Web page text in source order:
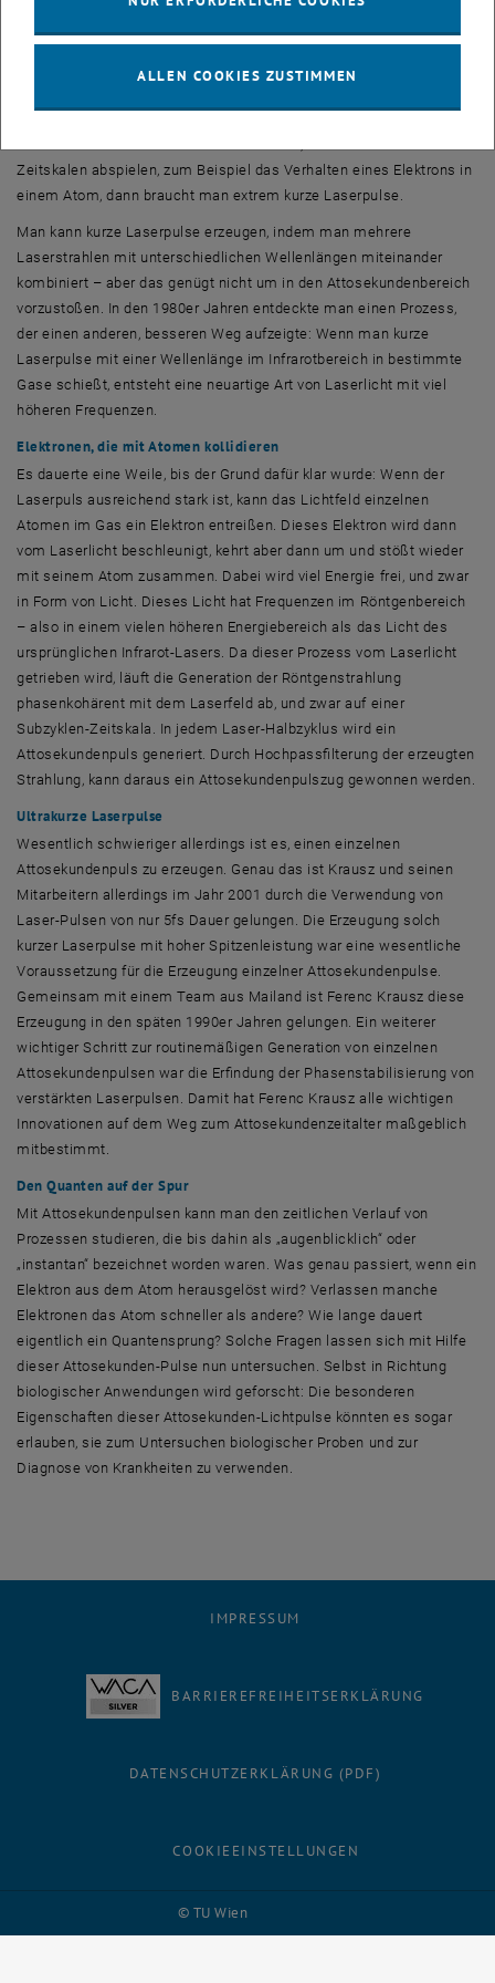
Die Physik der ultrakurzen Zeiträume
Wer jemals eine schnelle Bewegung fotografieren wollte, weiß: Man
Zeitskalen abspielen, zum Beispiel das Verhalten eines Elektrons in
einem Atom, dann braucht man extrem kurze Laserpulse.
Man kann kurze Laserpulse erzeugen, indem man mehrere
Laserstrahlen mit unterschiedlichen Wellenlängen miteinander
kombiniert – aber das genügt nicht um in den Attosekundenbereich
vorzustoßen. In den 1980er Jahren entdeckte man einen Prozess,
der einen anderen, besseren Weg aufzeigte: Wenn man kurze
Laserpulse mit einer Wellenlänge im Infrarotbereich in bestimmte
Gase schießt, entsteht eine neuartige Art von Laserlicht mit viel
höheren Frequenzen.
Elektronen, die mit Atomen kollidieren
Es dauerte eine Weile, bis der Grund dafür klar wurde: Wenn der
Laserpuls ausreichend stark ist, kann das Lichtfeld einzelnen
Atomen im Gas ein Elektron entreißen. Dieses Elektron wird dann
vom Laserlicht beschleunigt, kehrt aber dann um und stößt wieder
mit seinem Atom zusammen. Dabei wird viel Energie frei, und zwar
in Form von Licht. Dieses Licht hat Frequenzen im Röntgenbereich
– also in einem vielen höheren Energiebereich als das Licht des
ursprünglichen Infrarot-Lasers. Da dieser Prozess vom Laserlicht
getrieben wird, läuft die Generation der Röntgenstrahlung
phasenkohärent mit dem Laserfeld ab, und zwar auf einer
Subzyklen-Zeitskala. In jedem Laser-Halbzyklus wird ein
Attosekundenpuls generiert. Durch Hochpassfilterung der erzeugten
Strahlung, kann daraus ein Attosekundenpulszug gewonnen werden.
Ultrakurze Laserpulse
Wesentlich schwieriger allerdings ist es, einen einzelnen
Attosekundenpuls zu erzeugen. Genau das ist Krausz und seinen
Mitarbeitern allerdings im Jahr 2001 durch die Verwendung von
Laser-Pulsen von nur 5fs Dauer gelungen. Die Erzeugung solch
kurzer Laserpulse mit hoher Spitzenleistung war eine wesentliche
Voraussetzung für die Erzeugung einzelner Attosekundenpulse.
Gemeinsam mit einem Team aus Mailand ist Ferenc Krausz diese
Erzeugung in den späten 1990er Jahren gelungen. Ein weiterer
wichtiger Schritt zur routinemäßigen Generation von einzelnen
Attosekundenpulsen war die Erfindung der Phasenstabilisierung von
verstärkten Laserpulsen. Damit hat Ferenc Krausz alle wichtigen
Innovationen auf dem Weg zum Attosekundenzeitalter maßgeblich
mitbestimmt.
Den Quanten auf der Spur
Mit Attosekundenpulsen kann man den zeitlichen Verlauf von
Prozessen studieren, die bis dahin als „augenblicklich“ oder
„instantan“ bezeichnet worden waren. Was genau passiert, wenn ein
Elektron aus dem Atom herausgelöst wird? Verlassen manche
Elektronen das Atom schneller als andere? Wie lange dauert
eigentlich ein Quantensprung? Solche Fragen lassen sich mit Hilfe
dieser Attosekunden-Pulse nun untersuchen. Selbst in Richtung
biologischer Anwendungen wird geforscht: Die besonderen
Eigenschaften dieser Attosekunden-Lichtpulse könnten es sogar
erlauben, sie zum Untersuchen biologischer Proben und zur
Diagnose von Krankheiten zu verwenden.
© TU Wien
IMPRESSUM
BARRIEREFREIHEITSERKLÄRUNG
DATENSCHUTZERKLÄRUNG (PDF)
COOKIEEINSTELLUNGEN
ALLEN COOKIES ZUSTIMMEN